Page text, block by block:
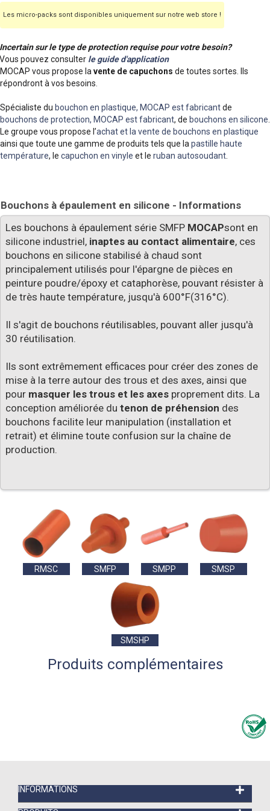
Les micro-packs sont disponibles uniquement sur notre web store !
Incertain sur le type de protection requise pour votre besoin?
Vous pouvez consulter le guide d'application
MOCAP vous propose lavente de capuchons de toutes sortes. Ils
répondront à vos besoins.
Spécialiste du bouchon en plastique, MOCAP est fabricantde
bouchons de protection, MOCAP est fabricant, de bouchons en silicone.
Le groupe vous propose l’achat et la vente de bouchons en plastique
ainsi que toute une gamme de produits tels que lapastille haute
température, le capuchon en vinyle et le ruban autosoudant.
Bouchons à épaulement en silicone - Informations
Les bouchons à épaulement série SMFP MOCAPsont en
silicone industriel, inaptes au contact alimentaire, ces
bouchons en silicone stabilisé à chaud sont
principalement utilisés pour l'épargne de pièces en
peinture poudre/époxy et cataphorèse, pouvant résister à
de très haute température, jusqu'à 600°F(316°C).
Il s'agit de bouchons réutilisables, pouvant aller jusqu'à
30 réutilisation.
Ils sont extrêmement efficaces pour créer des zones de
mise à la terre autour des trous et des axes, ainsi que
pour masquer les trous et les axes proprement dits. La
conception améliorée du tenon de préhension des
bouchons facilite leur manipulation (installation et
retrait) et élimine toute confusion sur la chaîne de
production.
RMSC SMFP SMPP SMSP
SMSHP
Produits complémentaires
INFORMATIONS